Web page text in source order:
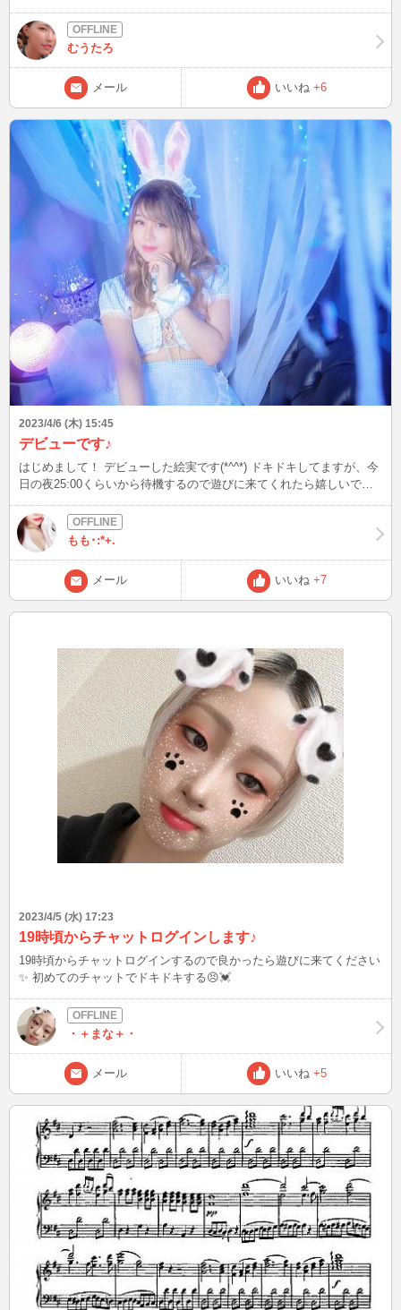
むうたろ
メール いいね +6
2023/4/6 (木) 15:45
デビューです♪
はじめまして！ デビューした絵実です(*^^*) ドキドキしてますが、今
日の夜25:00くらいから待機するので遊びに来てくれたら嬉しいで
もも･:*+.
メール いいね +7
2023/4/5 (水) 17:23
19時頃からチャットログインします♪
19時頃からチャットログインするので良かったら遊びに来てください
✨ 初めてのチャットでドキドキする😣💓
・＋まな＋・
メール いいね +5